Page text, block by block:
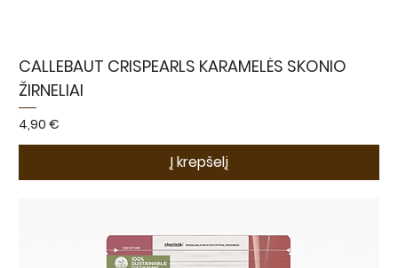
CALLEBAUT CRISPEARLS KARAMELĖS SKONIO
ŽIRNELIAI
Kaina
4,90 €
Į krepšelį